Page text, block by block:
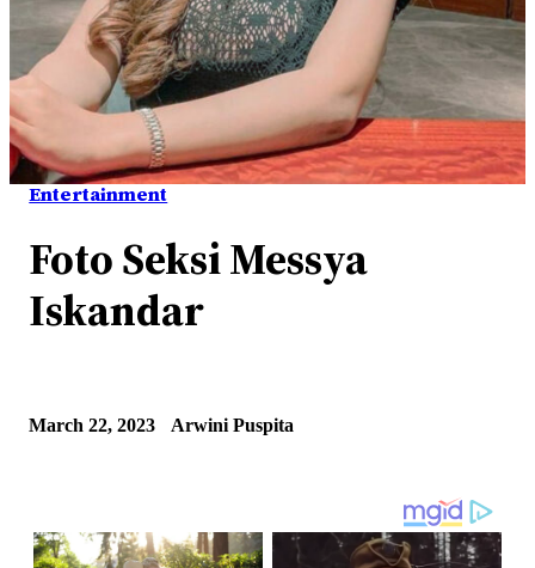
Entertainment
Foto Seksi Messya
Iskandar
March 22, 2023 Arwini Puspita